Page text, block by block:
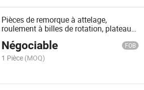
Pièces de remorque à attelage,
roulement à billes de rotation, plateau
Négociable FOB
1 Pièce (MOQ)